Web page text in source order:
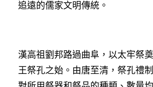
追遠的儒家文明傳統。
漢高祖劉邦路過曲阜，以太牢祭
王祭孔之始。由唐至清，祭孔禮